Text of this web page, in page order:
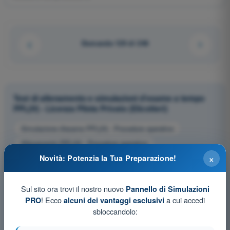
Domanda 129 di 246
Test di allenamento e simulazioni d'esame a tempo
PPL(H) - Licenza Pilota Privato (Elicotteri)
Simulazione d'esame PPL(H) - Procedure operative
Allenamento PPL(H) - Procedure operative
Esame in PDF PPL(H) - Procedure operative
×
Novità: Potenzia la Tua Preparazione!
Sul sito ora trovi il nostro nuovo Pannello di Simulazioni
PRO! Ecco alcuni dei vantaggi esclusivi a cui accedi
sbloccandolo: